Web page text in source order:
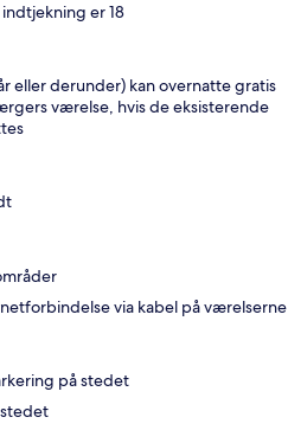
er 18
eller derunder) kan overnatte gratis
værelse, hvis de eksisterende
via kabel på værelserne
på stedet